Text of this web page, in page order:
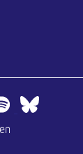
SERvan SER
van SER
spotify van
Open